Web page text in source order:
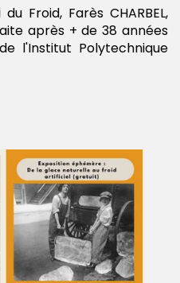
Froid, Farès CHARBEL,
après + de 38 années
l'Institut Polytechnique